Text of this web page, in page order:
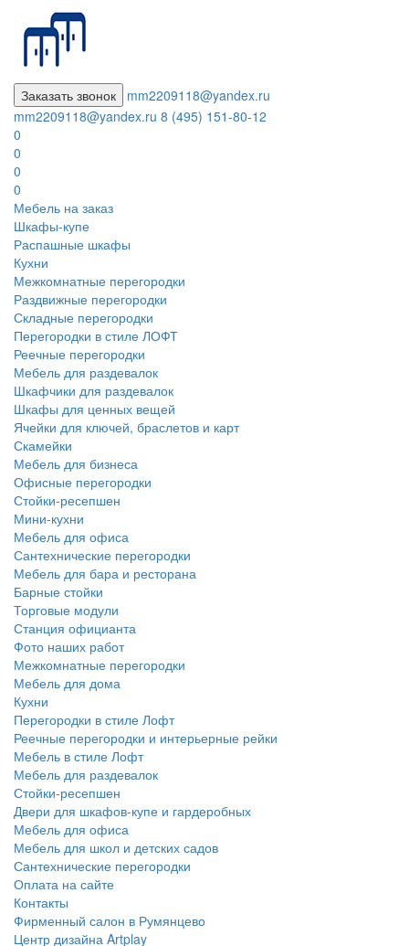
Заказать звонок
mm2209118@yandex.ru
mm2209118@yandex.ru 8 (495) 151-80-12
0
0
0
0
Мебель на заказ
Шкафы-купе
Распашные шкафы
Кухни
Межкомнатные перегородки
Раздвижные перегородки
Складные перегородки
Перегородки в стиле ЛОФТ
Реечные перегородки
Мебель для раздевалок
Шкафчики для раздевалок
Шкафы для ценных вещей
Ячейки для ключей, браслетов и карт
Скамейки
Мебель для бизнеса
Офисные перегородки
Стойки-ресепшен
Мини-кухни
Мебель для офиса
Сантехнические перегородки
Мебель для бара и ресторана
Барные стойки
Торговые модули
Станция официанта
Фото наших работ
Межкомнатные перегородки
Мебель для дома
Кухни
Перегородки в стиле Лофт
Реечные перегородки и интерьерные рейки
Мебель в стиле Лофт
Мебель для раздевалок
Стойки-ресепшен
Двери для шкафов-купе и гардеробных
Мебель для офиса
Мебель для школ и детских садов
Сантехнические перегородки
Оплата на сайте
Контакты
Фирменный салон в Румянцево
Центр дизайна Artplay